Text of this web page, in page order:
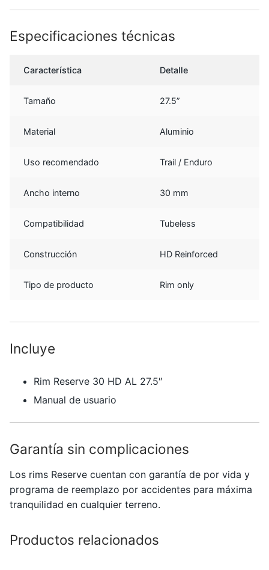
Especificaciones técnicas
Característica Detalle
Tamaño 27.5”
Material Aluminio
Uso recomendado Trail / Enduro
Ancho interno 30 mm
Compatibilidad Tubeless
Construcción HD Reinforced
Tipo de producto Rim only
Incluye
Rim Reserve 30 HD AL 27.5″
Manual de usuario
Garantía sin complicaciones
Los rims Reserve cuentan con garantía de por vida y
programa de reemplazo por accidentes para máxima
tranquilidad en cualquier terreno.
Productos relacionados